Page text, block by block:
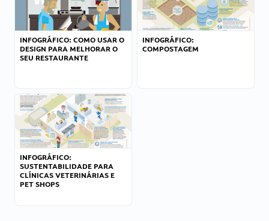
INFOGRÁFICO: COMO USAR O
DESIGN PARA MELHORAR O
SEU RESTAURANTE
INFOGRÁFICO:
COMPOSTAGEM
INFOGRÁFICO:
SUSTENTABILIDADE PARA
CLÍNICAS VETERINÁRIAS E
PET SHOPS